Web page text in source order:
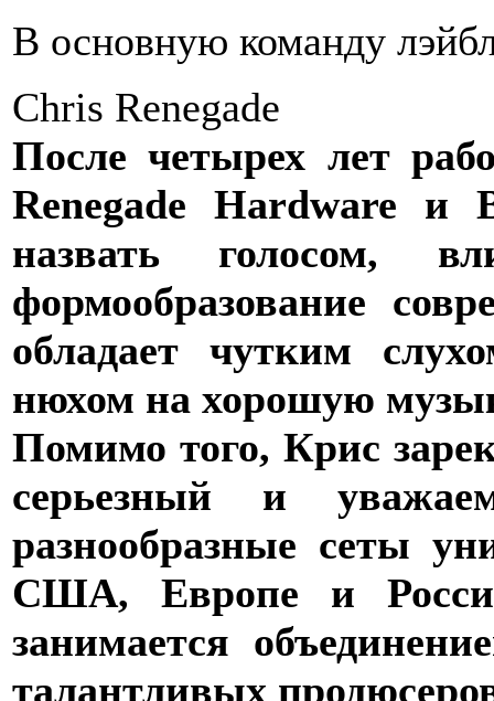
В основную команду
Chris Renegade
После четырех лет
Renegade Hardware и
назвать голосом,
формообразование
обладает чутким
нюхом на хорошую
Помимо того, Крис
серьезный и
разнообразные сеты
США, Европе и
занимается
талантливых